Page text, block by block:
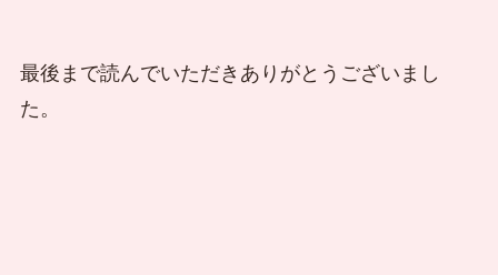
最後まで読んでいただきありがとうございまし
た。